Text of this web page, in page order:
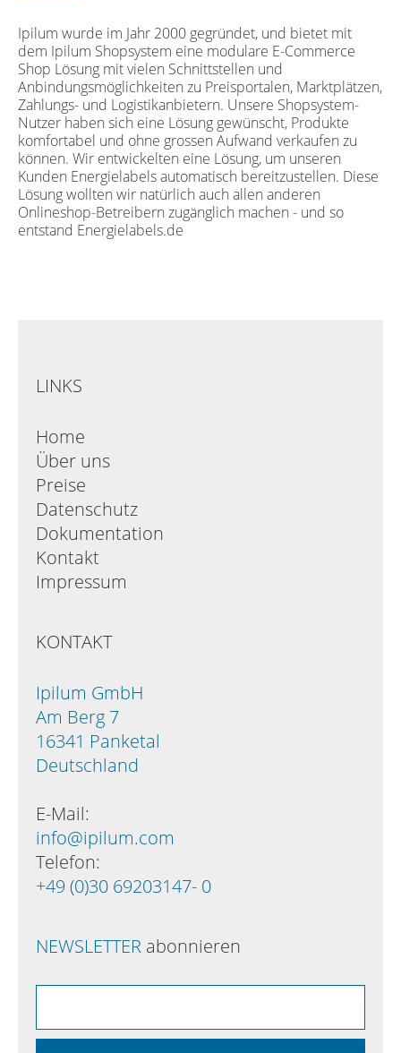
Ipilum wurde im Jahr 2000 gegründet, und bietet mit
dem Ipilum Shopsystem eine modulare E-Commerce
Shop Lösung mit vielen Schnittstellen und
Anbindungsmöglichkeiten zu Preisportalen, Marktplätzen,
Zahlungs- und Logistikanbietern. Unsere Shopsystem-
Nutzer haben sich eine Lösung gewünscht, Produkte
komfortabel und ohne grossen Aufwand verkaufen zu
können. Wir entwickelten eine Lösung, um unseren
Kunden Energielabels automatisch bereitzustellen. Diese
Lösung wollten wir natürlich auch allen anderen
Onlineshop-Betreibern zugänglich machen - und so
entstand Energielabels.de
LINKS
Home
Über uns
Preise
Datenschutz
Dokumentation
Kontakt
Impressum
KONTAKT
Ipilum GmbH
Am Berg 7
16341 Panketal
Deutschland
E-Mail:
info@ipilum.com
Telefon:
+49 (0)30 69203147- 0
NEWSLETTER abonnieren